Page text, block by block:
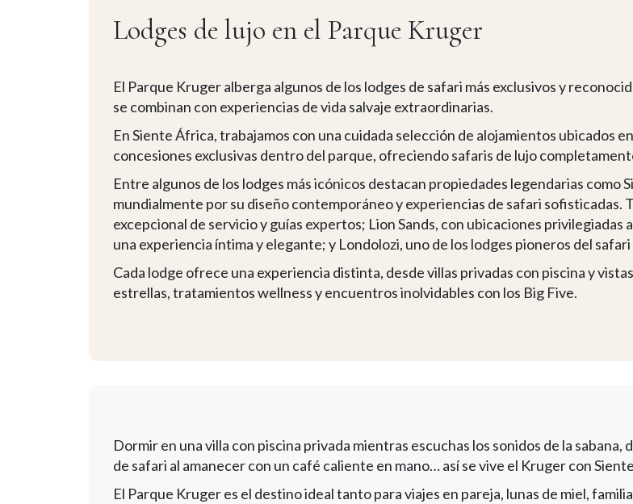
Lodges de lujo en el Parque Kruger
El Parque Kruger alberga algunos de los lodges de safari más exclusivos y
se combinan con experiencias de vida salvaje extraordinarias.
En Siente África, trabajamos con una cuidada selección de alojamientos ubicados
concesiones exclusivas dentro del parque, ofreciendo safaris de lujo
Entre algunos de los lodges más icónicos destacan propiedades legendarias como
mundialmente por su diseño contemporáneo y experiencias de safari sofisticadas.
excepcional de servicio y guías expertos; Lion Sands, con ubicaciones privilegiadas
una experiencia íntima y elegante; y Londolozi, uno de los lodges pioneros del
Cada lodge ofrece una experiencia distinta, desde villas privadas con piscina y
estrellas, tratamientos wellness y encuentros inolvidables con los Big Five.
Dormir en una villa con piscina privada mientras escuchas los sonidos de la
de safari al amanecer con un café caliente en mano… así se vive el Kruger con
El Parque Kruger es el destino ideal tanto para viajes en pareja, lunas de miel,